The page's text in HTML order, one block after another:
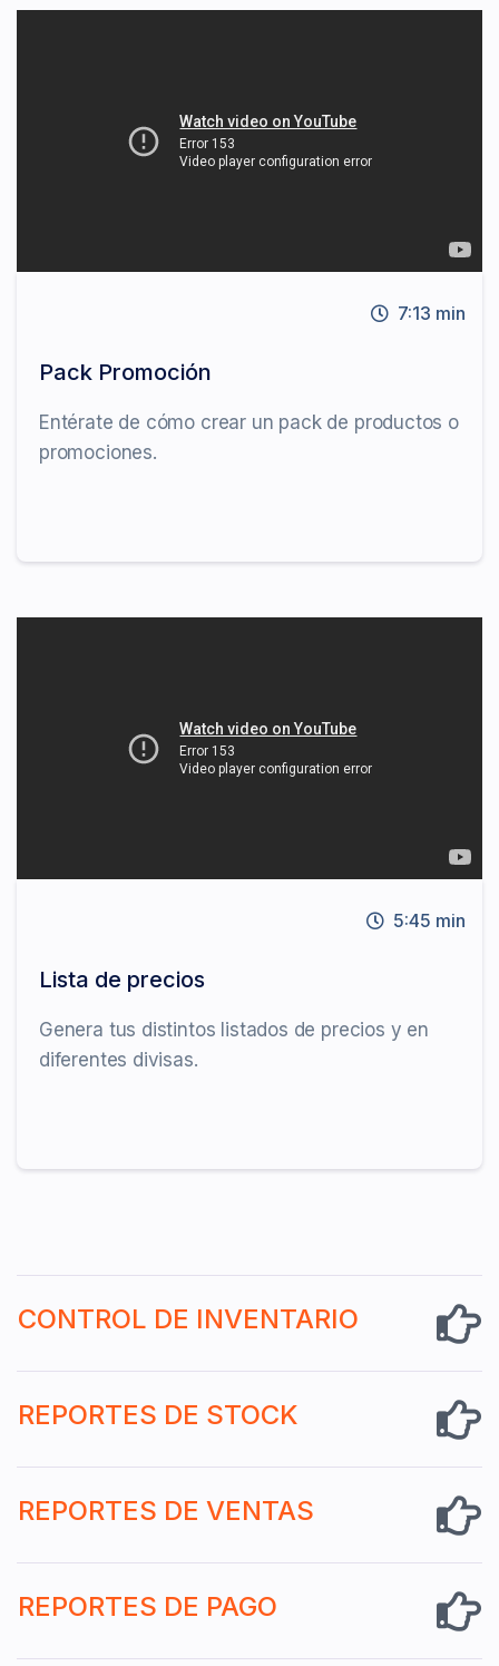
7:13 min
Pack Promoción
Entérate de cómo crear un pack de productos o
promociones.
5:45 min
Lista de precios
Genera tus distintos listados de precios y en
diferentes divisas.
CONTROL DE INVENTARIO
REPORTES DE STOCK
REPORTES DE VENTAS
REPORTES DE PAGO